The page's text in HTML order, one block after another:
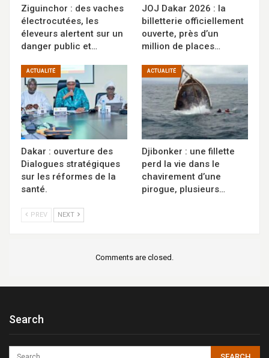
Ziguinchor : des vaches
électrocutées, les
éleveurs alertent sur un
danger public et…
JOJ Dakar 2026 : la
billetterie officiellement
ouverte, près d’un
million de places…
ACTUALITÉ
Dakar : ouverture des
Dialogues stratégiques
sur les réformes de la
santé.
ACTUALITÉ
Djibonker : une fillette
perd la vie dans le
chavirement d’une
pirogue, plusieurs…
PREV NEXT
Comments are closed.
Search